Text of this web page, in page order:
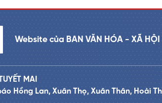
Website của BAN VĂN HÓA - XÃ HỘI
MAI
Hồng Lan, Xuân Thọ, Xuân Thân, Hoài